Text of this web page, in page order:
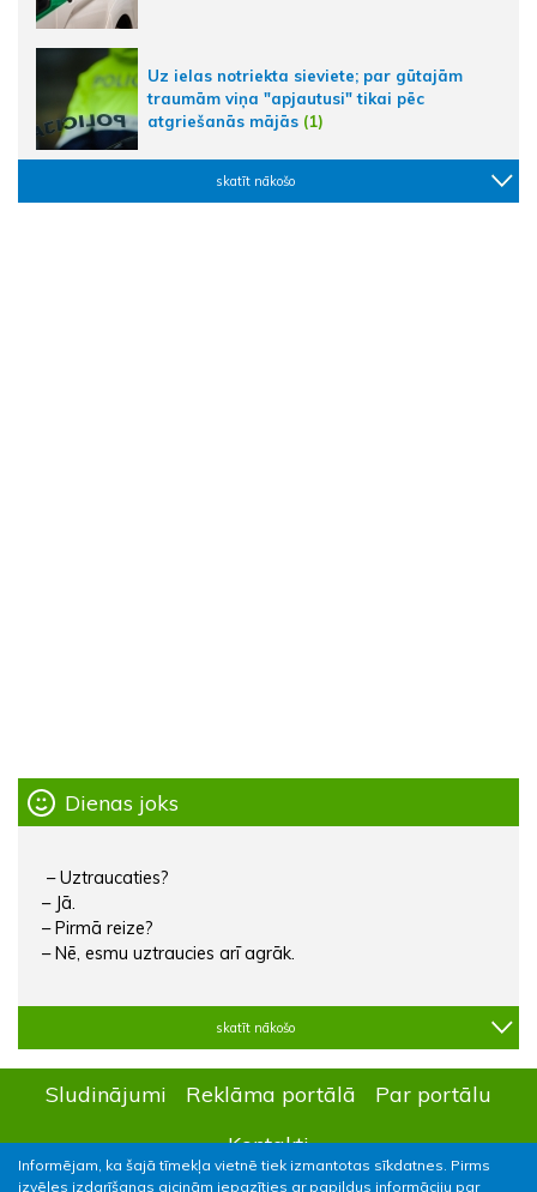
Informējam, ka šajā tīmekļa vietnē tiek izmantotas sīkdatnes. Pirms
izvēles izdarīšanas aicinām iepazīties ar papildus informāciju par
Uz ielas notriekta sieviete; par gūtajām
traumām viņa "apjautusi" tikai pēc
atgriešanās mājās (1)
skatīt nākošo
Dienas joks
– Uztraucaties?
– Jā.
– Pirmā reize?
– Nē, esmu uztraucies arī agrāk.
skatīt nākošo
Sludinājumi Reklāma portālā
Par portālu
Kontakti